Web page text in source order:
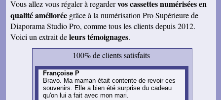
Vous allez vous régaler à regardervos cassettes numérisées en
qualité améliorée grâce à la numérisation Pro Supérieure de
Diaporama Studio Pro, comme tous les clients depuis 2012.
Voici un extrait deleurs témoignages.
100% de clients satisfaits
Françoise P
Bravo. Ma maman était contente de revoir ces
souvenirs. Elle a bien été surprise du cadeau
qu'on lui a fait avec mon mari.